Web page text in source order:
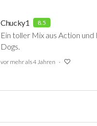
Chucky1 8.5
Ein toller Mix aus Action
Dogs.
vor mehr als 4 Jahren